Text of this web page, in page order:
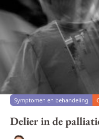
Symptomen en behandeling
Delier in de